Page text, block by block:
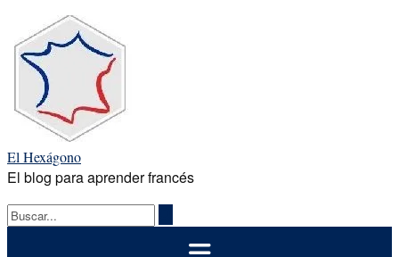
contenido
El Hexágono
El blog para aprender francés